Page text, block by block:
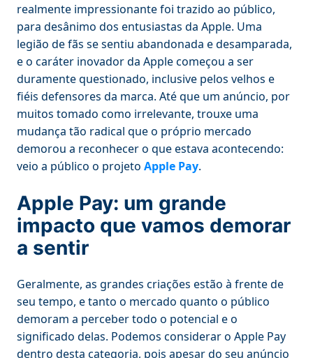
realmente impressionante foi trazido ao público,
para desânimo dos entusiastas da Apple. Uma
legião de fãs se sentiu abandonada e desamparada,
e o caráter inovador da Apple começou a ser
duramente questionado, inclusive pelos velhos e
fiéis defensores da marca. Até que um anúncio, por
muitos tomado como irrelevante, trouxe uma
mudança tão radical que o próprio mercado
demorou a reconhecer o que estava acontecendo:
veio a público o projeto Apple Pay.
Apple Pay: um grande
impacto que vamos demorar
a sentir
Geralmente, as grandes criações estão à frente de
seu tempo, e tanto o mercado quanto o público
demoram a perceber todo o potencial e o
significado delas. Podemos considerar o Apple Pay
dentro desta categoria, pois apesar do seu anúncio